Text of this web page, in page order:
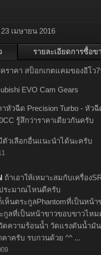
23 เมษายน 2016
รายละเอียดการซื้อข
คราคา สป็อกเกตแคมของอีโว
EVO Cam Gears
หัวฉีด Precision Turbo - หัวฉี
รู้สึกว่าราคาเดียวกันครับ
ตัวเลือกอื่นแนะนำได้นะครับ
ถ้าเอาให้เหมาะสมกับเครื่อง
ประมาณไหนดีครับ
ห็นตระกูลPhantomที่เป็นหน้า
กูลที่เป็นหน้าขาวขอบขาวไหม
ดความร้อนน้ำ วัดแรงดันน้ำมั
คาครับ รบกวนด้วย ^^ ...